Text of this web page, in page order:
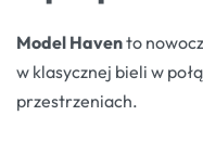
Model Havento
w klasycznej bieli w
przestrzeniach.